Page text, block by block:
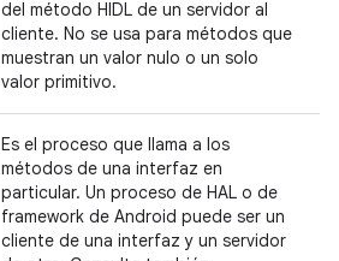
del método HIDL de un servidor al
cliente. No se usa para métodos que
muestran un valor nulo o un solo
valor primitivo.
Es el proceso que llama a los
métodos de una interfaz en
particular. Un proceso de HAL o de
framework de Android puede ser un
cliente de una interfaz y un servidor